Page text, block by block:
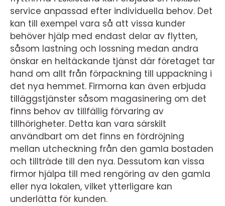
service anpassad efter individuella behov. Det
kan till exempel vara så att vissa kunder
behöver hjälp med endast delar av flytten,
såsom lastning och lossning medan andra
önskar en heltäckande tjänst där företaget tar
hand om allt från förpackning till uppackning i
det nya hemmet. Firmorna kan även erbjuda
tilläggstjänster såsom magasinering om det
finns behov av tillfällig förvaring av
tillhörigheter. Detta kan vara särskilt
användbart om det finns en fördröjning
mellan utcheckning från den gamla bostaden
och tillträde till den nya. Dessutom kan vissa
firmor hjälpa till med rengöring av den gamla
eller nya lokalen, vilket ytterligare kan
underlätta för kunden.